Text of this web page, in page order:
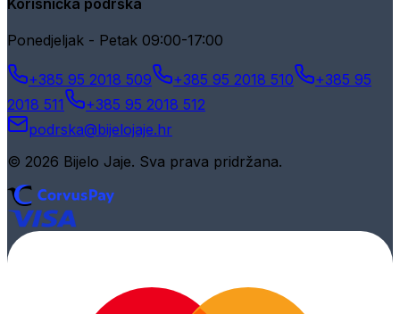
Ponedjeljak - Petak 09:00-17:00
+385 95 2018 509 +385 95 2018 510
+385 95
2018 511
+385 95 2018 512
podrska@bijelojaje.hr
© 2026 Bijelo Jaje. Sva prava pridržana.